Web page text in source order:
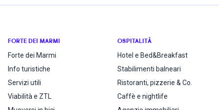
FORTE DEI MARMI
Forte dei Marmi
Info turistiche
Servizi utili
Viabilità e ZTL
OSPITALITÀ
Hotel e Bed&Breakfast
Stabilimenti balneari
Ristoranti, pizzerie & Co.
Caffè e nightlife